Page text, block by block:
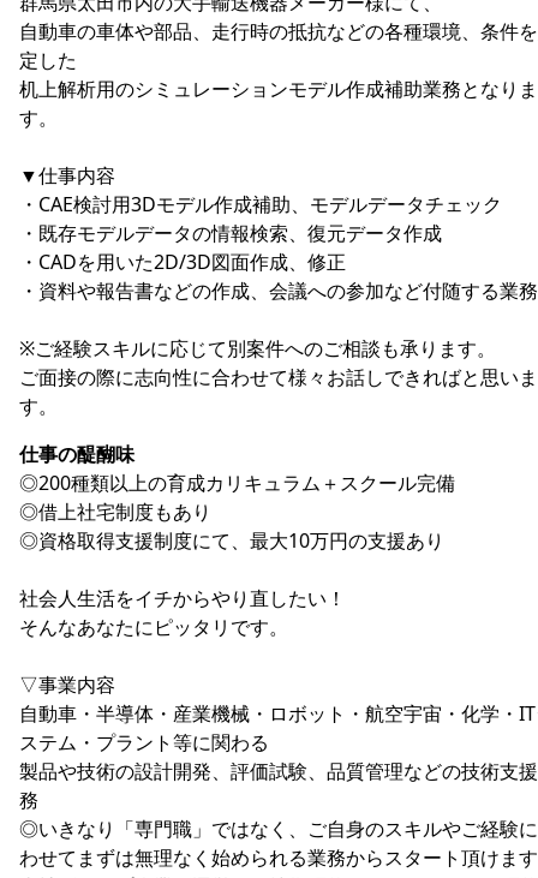
自動車の車体や部品、走行時の抵抗などの各種環境、条件
定した
机上解析用のシミュレーションモデル作成補助業務となりま
す。
▼仕事内容
・CAE検討用3Dモデル作成補助、モデルデータチェック
・既存モデルデータの情報検索、復元データ作成
・CADを用いた2D/3D図面作成、修正
・資料や報告書などの作成、会議への参加など付随する業務
※ご経験スキルに応じて別案件へのご相談も承ります。
ご面接の際に志向性に合わせて様々お話しできればと思いま
す。
仕事の醍醐味
◎200種類以上の育成カリキュラム＋スクール完備
◎借上社宅制度もあり
◎資格取得支援制度にて、最大10万円の支援あり
社会人生活をイチからやり直したい！
そんなあなたにピッタリです。
▽事業内容
自動車・半導体・産業機械・ロボット・航空宇宙・化学・
ステム・プラント等に関わる
製品や技術の設計開発、評価試験、品質管理などの技術支
務
◎いきなり「専門職」ではなく、ご自身のスキルやご経験
わせてまずは無理なく始められる業務からスタート頂けま